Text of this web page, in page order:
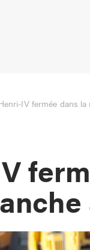
IV fermée dans